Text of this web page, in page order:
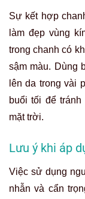
Sự kết hợp
làm đẹp vùng
trong chanh có
sậm màu. Dùng
lên da trong vài
buổi tối để
mặt trời.
Lưu ý khi áp
Việc sử dụng
nhẫn và cẩn